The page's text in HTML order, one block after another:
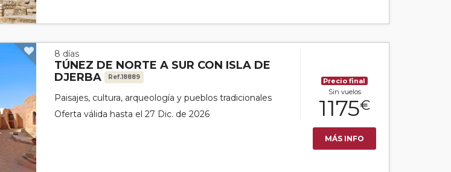
8 días
TÚNEZ DE NORTE A SUR CON ISLA DE
DJERBA
Ref.18889
Paisajes, cultura, arqueología y pueblos tradicionales
Oferta válida hasta el 27 Dic. de 2026
Precio final
Sin vuelos
1175€
MÁS INFO